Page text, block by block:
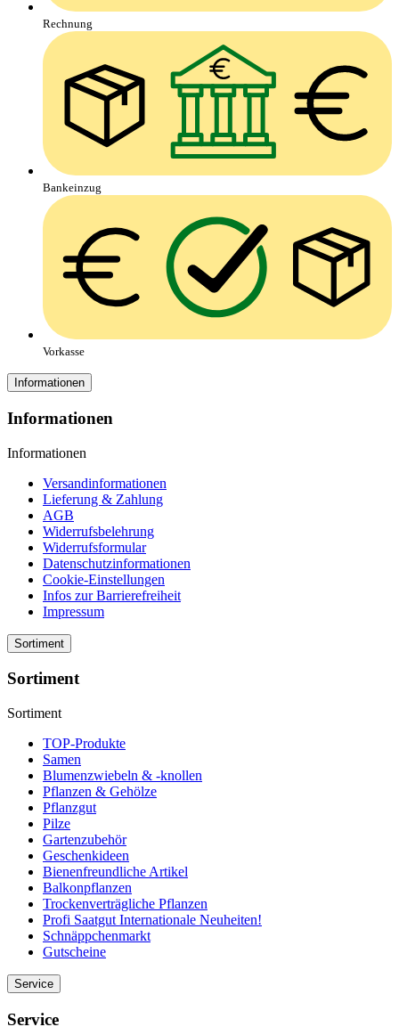
Rechnung
Bankeinzug
Vorkasse
Informationen
Informationen
Informationen
Versandinformationen
Lieferung & Zahlung
AGB
Widerrufsbelehrung
Widerrufsformular
Datenschutzinformationen
Cookie-Einstellungen
Infos zur Barrierefreiheit
Impressum
Sortiment
Sortiment
Sortiment
TOP-Produkte
Samen
Blumenzwiebeln & -knollen
Pflanzen & Gehölze
Pflanzgut
Pilze
Gartenzubehör
Geschenkideen
Bienenfreundliche Artikel
Balkonpflanzen
Trockenverträgliche Pflanzen
Profi Saatgut Internationale Neuheiten!
Schnäppchenmarkt
Gutscheine
Service
Service